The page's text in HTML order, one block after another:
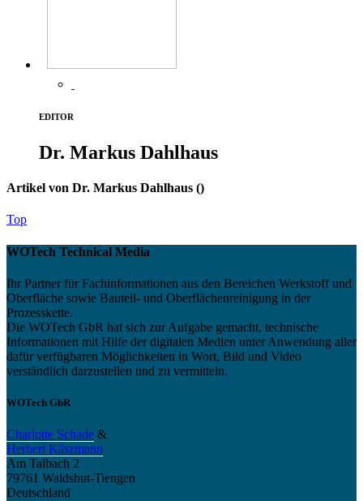
EDITOR
Dr. Markus Dahlhaus
Artikel von Dr. Markus Dahlhaus ()
Top
WOTech Technical Media
Ihr Partner für Fachinformationen aus den Bereichen Werkstoff und
Oberfläche sowie Bauteil- und Oberflächenreinigung in der
Prozesskette.
Die WOTech GbR hat sich zur Aufgabe gemacht, technische
Informationen mit Hilfe der digitalen Medien unter Anwendung aller
dafür verfügbaren Möglichkeiten in Wort, Bild und Video
verständlich darzustellen und zu vermitteln.
WOTech GbR
Charlotte Schade &
Herbert Käszmann
Am Talbach 2
79761 Waldshut-Tiengen
Deutschland